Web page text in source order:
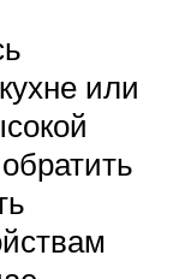
или